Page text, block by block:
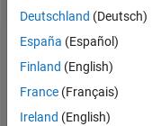
Statistik
Deutschland (Deutsch)
España (Español)
Finland (English)
France (Français)
Ireland (English)